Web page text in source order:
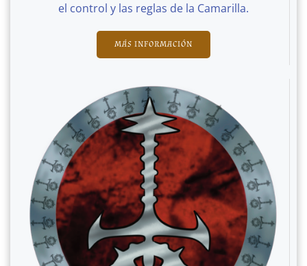
el control y las reglas de la Camarilla.
MÁS INFORMACIÓN